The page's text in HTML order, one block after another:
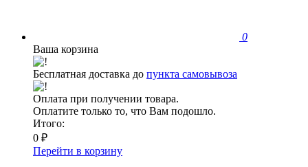
0
Ваша корзина
Бесплатная доставка до пункта самовывоза
Оплата при получении товара.
Оплатите только то, что Вам подошло.
Итого:
0 ₽
Перейти в корзину